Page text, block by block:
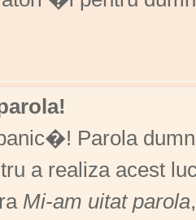
Parola
a realiza acest
Mi-am uitat parola